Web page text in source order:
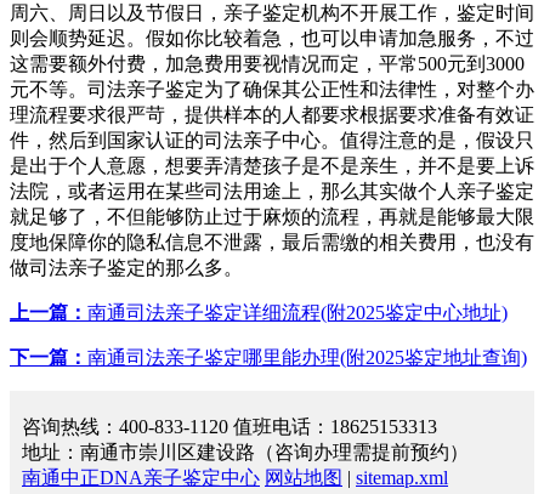
周六、周日以及节假日，亲子鉴定机构不开展工作，鉴定时间
则会顺势延迟。假如你比较着急，也可以申请加急服务，不过
这需要额外付费，加急费用要视情况而定，平常500元到3000
元不等。司法亲子鉴定为了确保其公正性和法律性，对整个办
理流程要求很严苛，提供样本的人都要求根据要求准备有效证
件，然后到国家认证的司法亲子中心。值得注意的是，假设只
是出于个人意愿，想要弄清楚孩子是不是亲生，并不是要上诉
法院，或者运用在某些司法用途上，那么其实做个人亲子鉴定
就足够了，不但能够防止过于麻烦的流程，再就是能够最大限
度地保障你的隐私信息不泄露，最后需缴的相关费用，也没有
做司法亲子鉴定的那么多。
上一篇： 南通司法亲子鉴定详细流程(附2025鉴定中心地址)
下一篇： 南通司法亲子鉴定哪里能办理(附2025鉴定地址查询)
咨询热线：400-833-1120 值班电话：18625153313
地址：南通市崇川区建设路（咨询办理需提前预约）
南通中正DNA亲子鉴定中心 网站地图 | sitemap.xml